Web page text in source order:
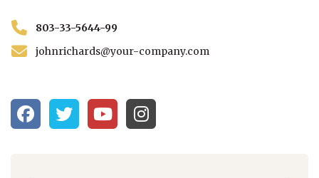
803-33-5644-99
johnrichards@your-company.com